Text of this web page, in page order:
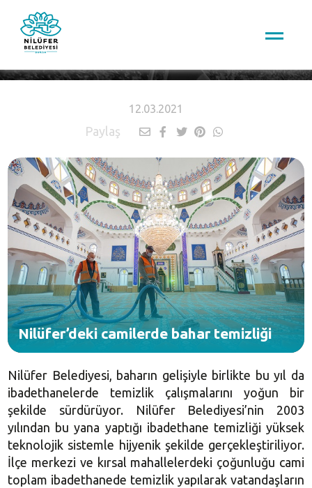
12.03.2021
Paylaş
Nilüfer’deki camilerde bahar temizliği
Nilüfer Belediyesi, baharın gelişiyle birlikte bu yıl da
ibadethanelerde temizlik çalışmalarını yoğun bir
şekilde sürdürüyor. Nilüfer Belediyesi’nin 2003
yılından bu yana yaptığı ibadethane temizliği yüksek
teknolojik sistemle hijyenik şekilde gerçekleştiriliyor.
İlçe merkezi ve kırsal mahallelerdeki çoğunluğu cami
toplam ibadethanede temizlik yapılarak vatandaşların